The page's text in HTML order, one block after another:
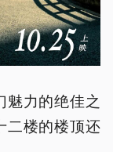
魅力的绝佳之
二楼的楼顶还